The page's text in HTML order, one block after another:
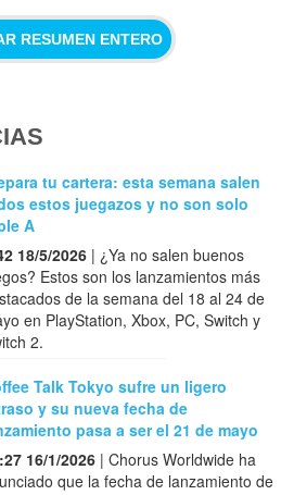
RESUMEN ENTERO
tu cartera: esta semana salen
estos juegazos y no son solo
A
18/5/2026 | ¿Ya no salen buenos
Estos son los lanzamientos más
de la semana del 18 al 24 de
en PlayStation, Xbox, PC, Switch y
2.
Talk Tokyo sufre un ligero
y su nueva fecha de
pasa a ser el 21 de mayo
16/1/2026 | Chorus Worldwide ha
que la fecha de lanzamiento de